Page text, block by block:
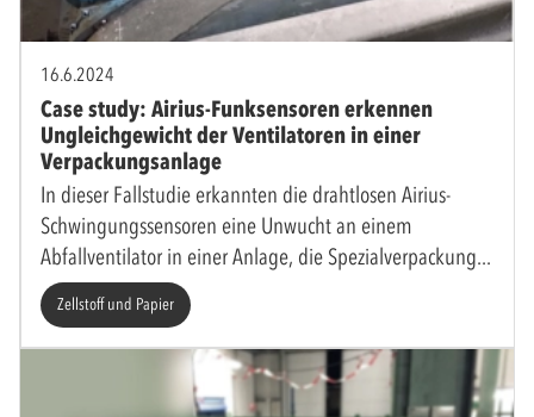
16.6.2024
Case study: Airius-Funksensoren erkennen
Ungleichgewicht der Ventilatoren in einer
Verpackungsanlage
In dieser Fallstudie erkannten die drahtlosen Airius-
Schwingungssensoren eine Unwucht an einem
Abfallventilator in einer Anlage, die Spezialverpackung
Zellstoff und Papier